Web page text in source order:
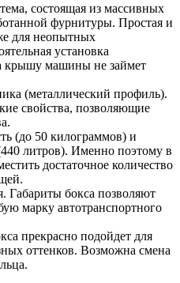
состоящая из массивных
фурнитуры. Простая и
для неопытных
установка
крышу машины не займет
(металлический профиль).
свойства, позволяющие
(до 50 килограммов) и
литров). Именно поэтому в
достаточное количество
Габариты бокса позволяют
марку автотранспортного
прекрасно подойдет для
оттенков. Возможна смена